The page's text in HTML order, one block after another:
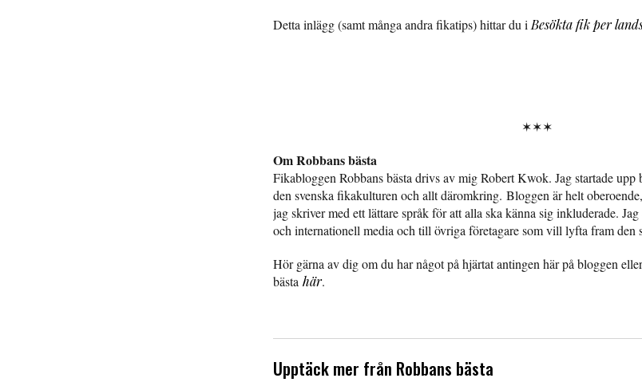
Detta inlägg (samt många andra fikatips) hittar du i Besökta fik per
✶✶✶
Om Robbans bästa
Fikabloggen Robbans bästa drivs av mig Robert Kwok. Jag startade
den svenska fikakulturen och allt däromkring. Bloggen är helt
jag skriver med ett lättare språk för att alla ska känna sig inkluderade.
och internationell media och till övriga företagare som vill lyfta fram den
Hör gärna av dig om du har något på hjärtat antingen här på bloggen
bästa här.
Upptäck mer från Robbans bästa